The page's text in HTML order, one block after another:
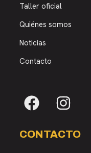
Taller oficial
Quiénes somos
Noticias
Contacto
CONTACTO